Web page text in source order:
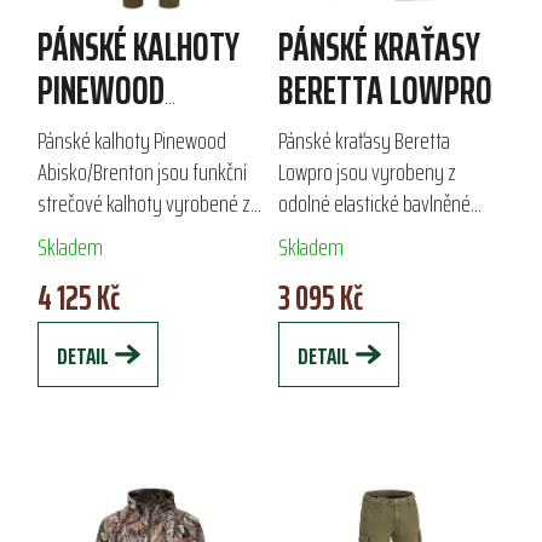
PÁNSKÉ KALHOTY
PINEWOOD
ABISKO/BRENTON
Pánské kalhoty Pinewood
Abisko/Brenton jsou funkční
strečové kalhoty vyrobené z
kvalitního polyesteru, které
zajišťují vynikající prodyšnost a
voděodolnost. Ideální pro...
Skladem
4 125 Kč
DETAIL
PÁNSKÉ KRAŤASY
BERETTA LOWPRO
Pánské kraťasy Beretta
Lowpro jsou vyrobeny z
odolné elastické bavlněné
ripstop tkaniny, která zajišťuje
maximální volnost pohybu
díky pružným vsadkám. Tyto
kraťasy jsou ideální...
Skladem
3 095 Kč
DETAIL